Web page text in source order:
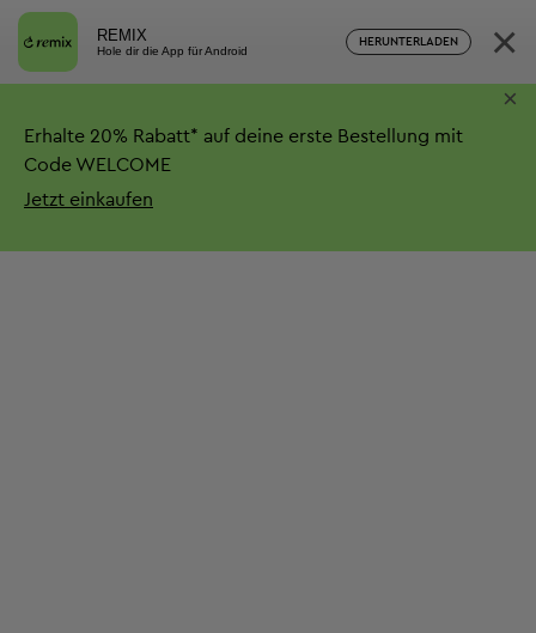
REMIX
Hole dir die App für Android
HERUNTERLADEN ×
Erhalte 20% Rabatt* auf deine erste Bestellung mit
Code WELCOME
Jetzt einkaufen
×